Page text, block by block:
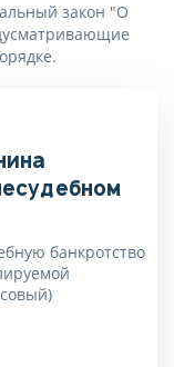
закон "О
банкротство